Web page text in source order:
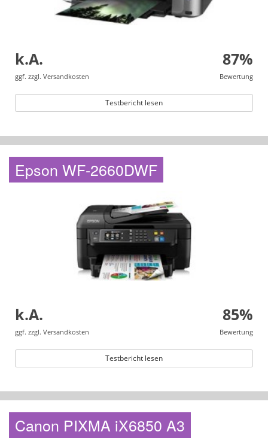
k.A.
ggf. zzgl. Versandkosten
87%
Bewertung
Testbericht lesen
Epson WF-2660DWF
k.A.
ggf. zzgl. Versandkosten
85%
Bewertung
Testbericht lesen
Canon PIXMA iX6850 A3